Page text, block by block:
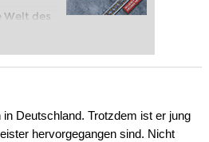
des
Mit
Deutschland. Trotzdem ist er jung
hervorgegangen sind. Nicht